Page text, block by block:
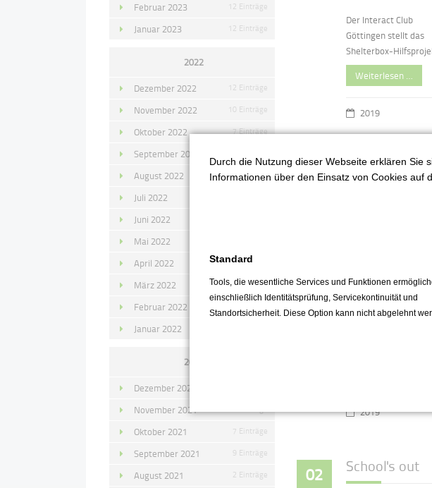
Der Interact Club
Göttingen stellt das
Shelterbox-
Weiterlesen …
2019
02 We are family
Fantastisches
2019
02 School's out
Februar 2023 12 Einträge
Januar 2023 12 Einträge
2022
Dezember 2022 12 Einträge
November 2022 10 Einträge
Oktober 2022 7 Einträge
September 2022
August 2022 4 Einträge
Juli 2022
Juni 2022
Mai 2022
April 2022 8 Einträge
März 2022 15 Einträge
Februar 2022
Januar 2022
2021
Dezember 2021
November 2021
Oktober 2021 7 Einträge
September 2021 9 Einträge
August 2021 2 Einträge
Durch die Nutzung dieser Webseite erklären Sie
Informationen über den Einsatz von Cookies auf
Standard
Tools, die wesentliche Services und Funktionen
einschließlich Identitätsprüfung, Servicekontinuität und
Standortsicherheit. Diese Option kann nicht abgelehnt